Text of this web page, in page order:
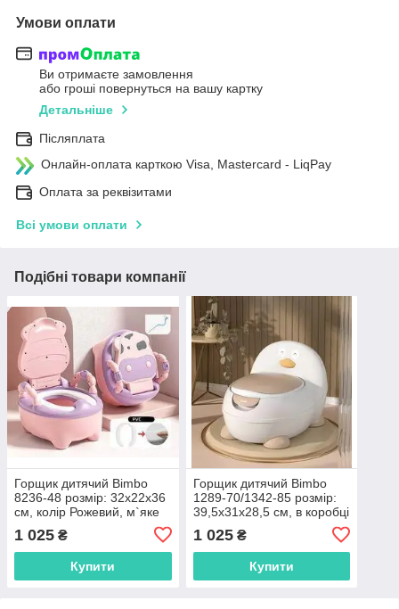
Умови оплати
Ви отримаєте замовлення
або гроші повернуться на вашу картку
Детальніше
Післяплата
Онлайн-оплата карткою Visa, Mastercard - LiqPay
Оплата за реквізитами
Всі умови оплати
Подібні товари компанії
Горщик дитячий Bimbo
8236-48 розмір: 32х22х36
см, колір Рожевий, м`яке
1 025 ₴
Купити
Горщик дитячий Bimbo
1289-70/1342-85 розмір:
39,5х31х28,5 см, в коробці
1 025₴
Купити